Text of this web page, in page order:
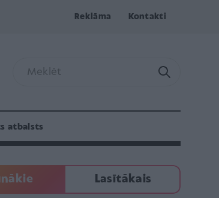
Reklāma Kontakti
atbalsts
Lasītākais